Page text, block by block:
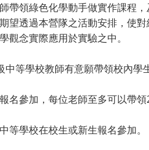
領綠色化學動手做實作課程
望透過本營隊之活動安排，使
念實際應用於實驗之中。
等學校教師有意願帶領校內學
名參加，每位老師至多可以帶
等學校在校生或新生報名參加。